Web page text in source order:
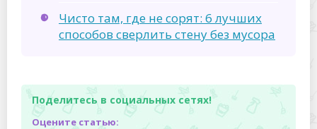
Чисто там, где не сорят: 6 лучших
способов сверлить стену без мусора
Поделитесь в социальных сетях!
Оцените статью: